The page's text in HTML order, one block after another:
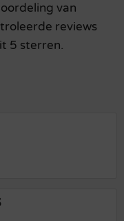
van
reviews
5 sterren.